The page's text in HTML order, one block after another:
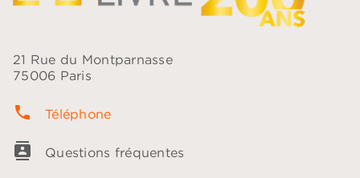
21 Rue du Montparnasse
75006 Paris
phone Téléphone
contacts Questions fréquentes